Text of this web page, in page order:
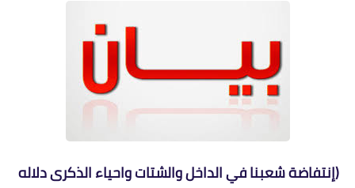
(إنتفاضة شعبنا في الداخل والشتات واحياء الذكرى دلاله